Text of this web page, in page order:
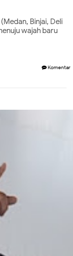
Binjai, Deli
wajah baru
Komentar